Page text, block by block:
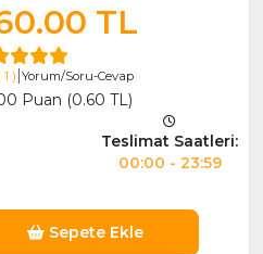
TL
1 ) |Yorum/Soru-Cevap
Puan (0.60 TL)
Teslimat Saatleri:
00:00 - 23:59
Sepete Ekle